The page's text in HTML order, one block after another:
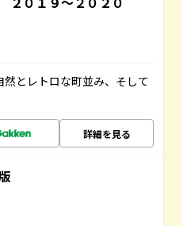
とレトロな町並み、そして
詳細を見る